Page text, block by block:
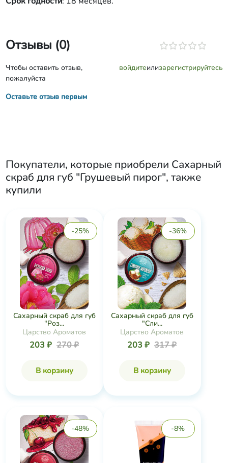
Отзывы (0)
Чтобы оставить отзыв,
пожалуйста
войдитеилизарегистрируйтесь
Оставьте отзыв первым
Покупатели, которые приобрели Сахарный
скраб для губ "Грушевый пирог", также
купили
-25%
Сахарный скраб для губ
"Роз...
Царство Ароматов
203 ₽ 270 ₽
В корзину
-36%
Сахарный скраб для губ
"Сли...
Царство Ароматов
203 ₽ 317 ₽
В корзину
-48% -8%